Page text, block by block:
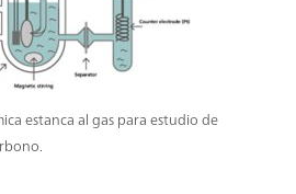
estanca al gas para estudio de